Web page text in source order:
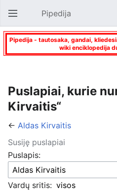
Atverti pagrindinį meniu Pipedija
Pipedija - tautosaka, gandai,
wiki enciklopedija
Puslapiai, kurie
Kirvaitis“
← Aldas Kirvaitis
Susiję puslapiai
Puslapis:
Vardų sritis: